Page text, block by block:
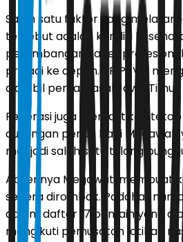
Salah satu faktor yang
tersebut adalah kondisi
pertimbangan karier
pribadi ke depan. PP PBVSI
diambil pemain asal Jawa
Federasi juga memastikan
dukungan penuh bagi Megawati
menjadi salah satu tulang
Absennya Megawati membuat
segera dirombak. Padahal,
dalam daftar 17 pemain yang
mengikuti pemusatan latihan